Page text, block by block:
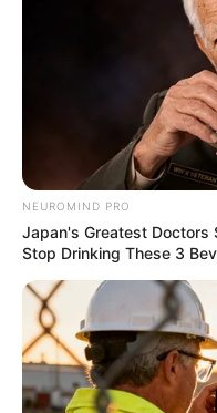
Japan's Oldest
Just Stop Drinking
COGNITIVE WELLNESS
NEUROMIND PRO
Japan's Greatest Doctors
Stop Drinking These 3